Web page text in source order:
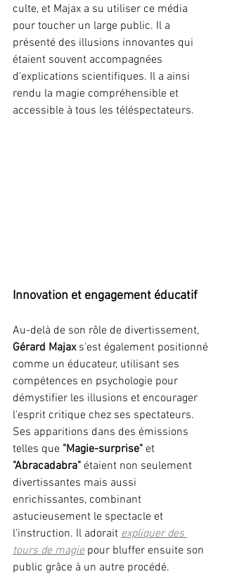
culte, et Majax a su utiliser ce média
pour toucher un large public. Il a
présenté des illusions innovantes qui
étaient souvent accompagnées
d'explications scientifiques. Il a ainsi
rendu la magie compréhensible et
accessible à tous les téléspectateurs.
Innovation et engagement éducatif
Au-delà de son rôle de divertissement,
Gérard Majax s'est également positionné
comme un éducateur, utilisant ses
compétences en psychologie pour
démystifier les illusions et encourager
l'esprit critique chez ses spectateurs.
Ses apparitions dans des émissions
telles que "Magie-surprise" et
"Abracadabra" étaient non seulement
divertissantes mais aussi
enrichissantes, combinant
astucieusement le spectacle et
l'instruction. Il adorait expliquer des
tours de magie pour bluffer ensuite son
public grâce à un autre procédé.